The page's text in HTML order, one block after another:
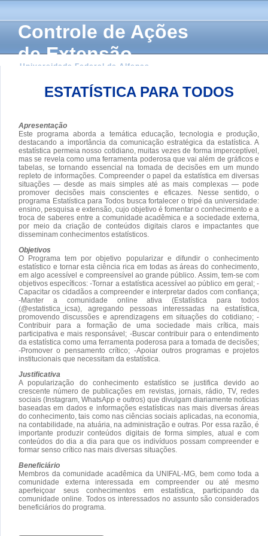
Controle de Ações
de Extensão
Universidade Federal de Alfenas
ESTATÍSTICA PARA TODOS
Apresentação
Este programa aborda a temática educação, tecnologia e produção,
destacando a importância da comunicação estratégica da estatística. A
estatística permeia nosso cotidiano, muitas vezes de forma imperceptível,
mas se revela como uma ferramenta poderosa que vai além de gráficos e
tabelas, se tornando essencial na tomada de decisões em um mundo
repleto de informações. Compreender o papel da estatística em diversas
situações — desde as mais simples até as mais complexas — pode
promover decisões mais conscientes e eficazes. Nesse sentido, o
programa Estatística para Todos busca fortalecer o tripé da universidade:
ensino, pesquisa e extensão, cujo objetivo é fomentar o conhecimento e a
troca de saberes entre a comunidade acadêmica e a sociedade externa,
por meio da criação de conteúdos digitais claros e impactantes que
disseminam conhecimentos estatísticos.
Objetivos
O Programa tem por objetivo popularizar e difundir o conhecimento
estatístico e tornar esta ciência rica em todas as áreas do conhecimento,
em algo acessível e compreensível ao grande público. Assim, tem-se com
objetivos específicos: -Tornar a estatística acessível ao público em geral; -
Capacitar os cidadãos a compreender e interpretar dados com confiança;
-Manter a comunidade online ativa (Estatística para todos
(@estatistica_icsa), agregando pessoas interessadas na estatística,
promovendo discussões e aprendizagens em situações do cotidiano; -
Contribuir para a formação de uma sociedade mais crítica, mais
participativa e mais responsável; -Buscar contribuir para o entendimento
da estatística como uma ferramenta poderosa para a tomada de decisões;
-Promover o pensamento crítico; -Apoiar outros programas e projetos
institucionais que necessitam da estatística.
Justificativa
A popularização do conhecimento estatístico se justifica devido ao
crescente número de publicações em revistas, jornais, rádio, TV, redes
sociais (Instagram, WhatsApp e outros) que divulgam diariamente notícias
baseadas em dados e informações estatísticas nas mais diversas áreas
do conhecimento, tais como nas ciências sociais aplicadas, na economia,
na contabilidade, na atuária, na administração e outras. Por essa razão, é
importante produzir conteúdos digitais de forma simples, atual e com
conteúdos do dia a dia para que os indivíduos possam compreender e
formar senso crítico nas mais diversas situações.
Beneficiário
Membros da comunidade acadêmica da UNIFAL-MG, bem como toda a
comunidade externa interessada em compreender ou até mesmo
aperfeiçoar seus conhecimentos em estatística, participando da
comunidade online. Todos os interessados no assunto são considerados
beneficiários do programa.